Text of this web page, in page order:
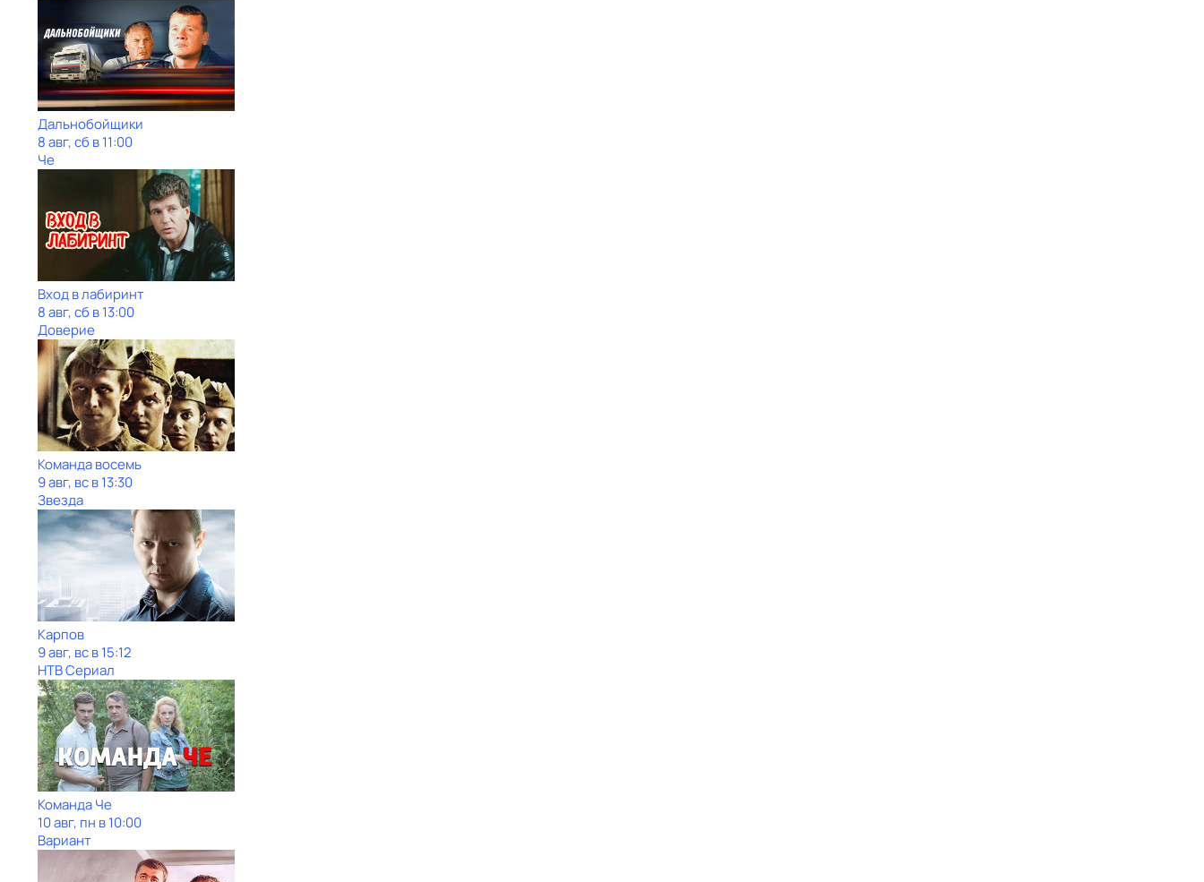
Дальнобойщики
8 авг, сб в 11:00
Че
Вход в лабиринт
8 авг, сб в 13:00
Доверие
Команда восемь
9 авг, вс в 13:30
Звезда
Карпов
9 авг, вс в 15:12
НТВ Сериал
Команда Че
10 авг, пн в 10:00
Вариант